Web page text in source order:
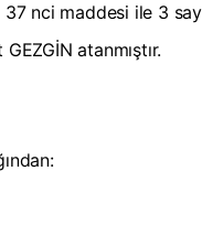
nci maddesi ile 3
atanmıştır.